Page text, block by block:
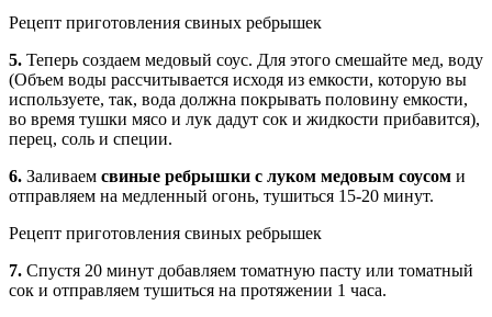
Рецепт приготовления свиных ребрышек
5. Теперь создаем медовый соус. Для этого смешайте мед, воду
(Объем воды рассчитывается исходя из емкости, которую вы
используете, так, вода должна покрывать половину емкости,
во время тушки мясо и лук дадут сок и жидкости прибавится),
перец, соль и специи.
6. Заливаем свиные ребрышки с луком медовым соусом и
отправляем на медленный огонь, тушиться 15-20 минут.
Рецепт приготовления свиных ребрышек
7. Спустя 20 минут добавляем томатную пасту или томатный
сок и отправляем тушиться на протяжении 1 часа.